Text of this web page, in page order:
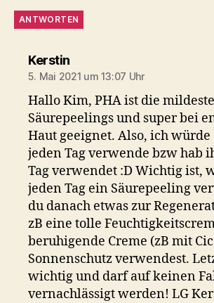
ANTWORTEN
Kerstinsagt:
5. Mai 2021 um 13:07 Uhr
Hallo Kim, PHA ist die
Säurepeelings und super bei
Haut geeignet. Also, ich
jeden Tag verwende bzw hab
Tag verwendet :D Wichtig ist,
jeden Tag ein Säurepeeling
du danach etwas zur
zB eine tolle
beruhigende Creme (zB mit
Sonnenschutz verwendest.
wichtig und darf auf keinen
vernachlässigt werden! LG